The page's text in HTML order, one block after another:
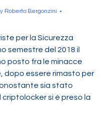
Roberto Bergonzini
per la Sicurezza
semestre del 2018 il
posto fra le minacce
dopo essere rimasto per
sia stato
si è preso la